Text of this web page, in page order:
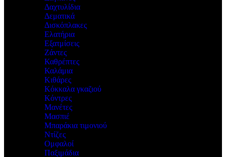
Δαχτυλίδια
Δεματικά
Δισκόπλακες
Ελατήρια
Εξατμίσεις
Ζάντες
Καθρέπτες
Καλάμια
Κιθάρες
Κόκκαλα γκαζιού
Κόντρες
Μανέτες
Μασπιέ
Μπαράκια τιμονιού
Ντίζες
Ομφαλοί
Παξιμάδια